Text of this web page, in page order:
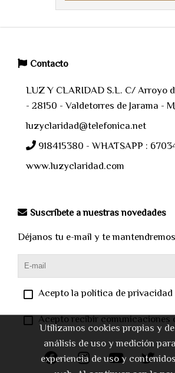
Contacto
LUZ Y CLARIDAD S.L. C/ Arroyo
- 28150 - Valdetorres de Jarama -
luzyclaridad@telefonica.net
918415380 - WHATSAPP :
www.luzyclaridad.com
Suscríbete a nuestras novedades
Déjanos tu e-mail y te
Acepto la política de privacidad
Acepto recibir comunicaciones
Utilizamos cookies propias y
análisis de uso y medición
experiencia de uso y